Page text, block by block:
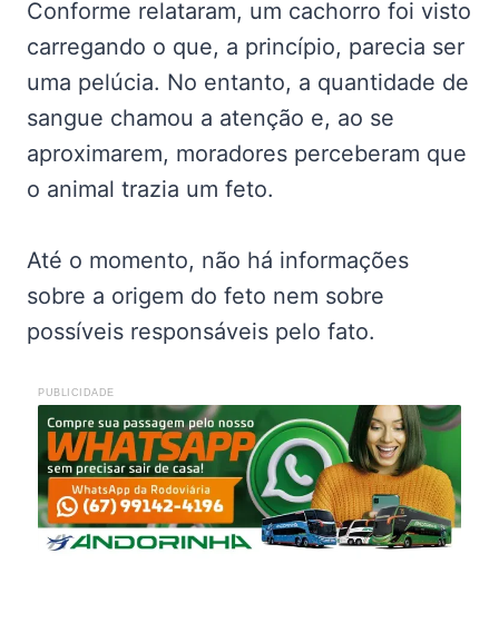
Conforme relataram, um cachorro foi visto
carregando o que, a princípio, parecia ser
uma pelúcia. No entanto, a quantidade de
sangue chamou a atenção e, ao se
aproximarem, moradores perceberam que
o animal trazia um feto.
Até o momento, não há informações
sobre a origem do feto nem sobre
possíveis responsáveis pelo fato.
PUBLICIDADE